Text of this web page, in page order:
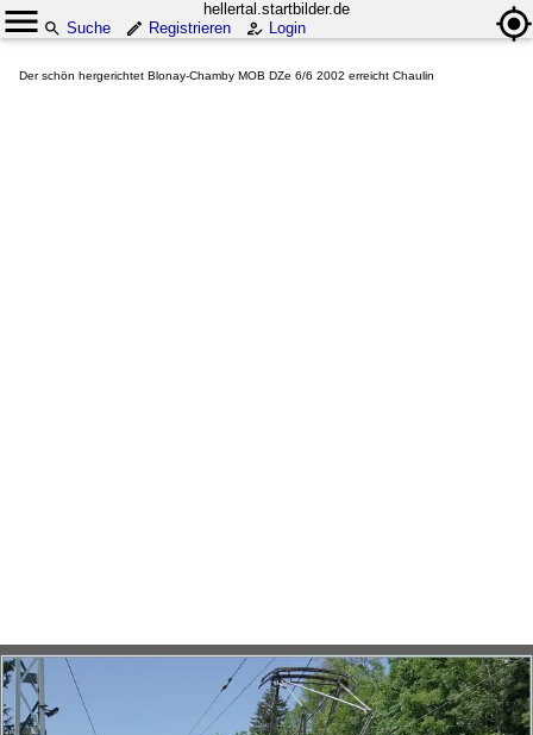
hellertal.startbilder.de
Suche
Registrieren Login
Der schön hergerichtet Blonay-Chamby MOB DZe 6/6 2002 erreicht Chaulin